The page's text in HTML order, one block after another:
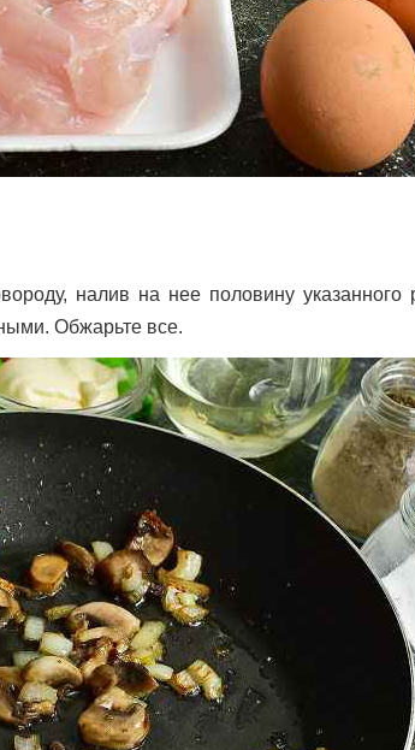
налив на нее половину указанного
Обжарьте все.